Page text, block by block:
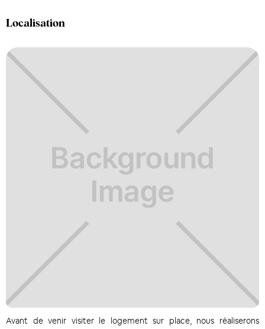
Localisation
Avant de venir visiter le logement sur place, nous réaliserons